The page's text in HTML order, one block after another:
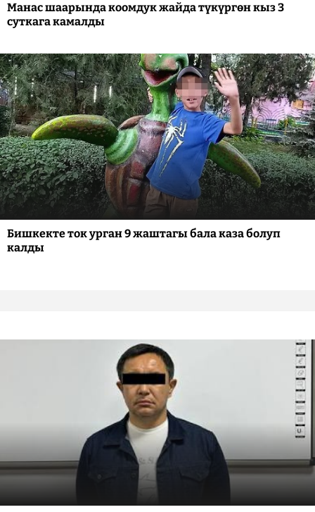
Манас шаарында коомдук жайда түкүргөн кыз 3
суткага камалды
Бишкекте ток урган 9 жаштагы бала каза болуп
калды